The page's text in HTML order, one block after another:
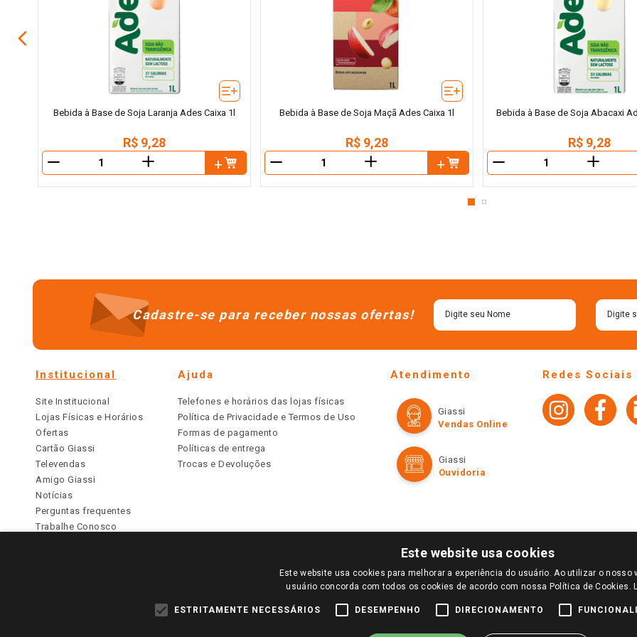
Bebida à Base de Soja Laranja Ades Caixa 1l
R$ 9,28
＋
Bebida à Base de Soja Maçã Ades Caixa 1l
R$ 9,28
＋
Bebida à Base de Soja Abacaxi
R$ 9,28
＋
Cadastre-se para receber nossas ofertas!
Institucional
Site Institucional
Lojas Físicas e Horários
Ofertas
Cartão Giassi
Televendas
Amigo Giassi
Notícias
Perguntas frequentes
Trabalhe Conosco
Ajuda
Telefones e horários das lojas físicas
Política de Privacidade e Termos de Uso
Formas de pagamento
Políticas de entrega
Trocas e Devoluções
Atendimento
Giassi
Vendas Online
Giassi
Ouvidoria
Redes Sociais
PARA VER OS PREÇOS DA SUA REGIÃO, FAÇA LOGIN E SELECIONE A LOJA DE SUA PREFERÊNCIA. SOMENTE APÓS O LOGIN, OS PREÇOS
TODOS OS PREÇOS E CONDIÇÕES COMERCIAIS DESTE SITE SÃO VÁLIDOS APENAS PARA COMPRAS REALIZADAS NO GIASSI.COM.BR E NA LOJA
DE BUSCAS.
Este website usa cookies
Este website usa cookies para melhorar a experiência do usuário. Ao utilizar o nosso
usuário concorda com todos os cookies de acordo com nossa Política de Cookies.
ESTRITAMENTE NECESSÁRIOS DESEMPENHO DIRECIONAMENTO